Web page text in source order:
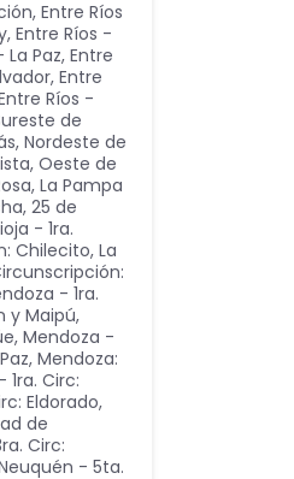
, Entre Ríos
, Entre Ríos -
La Paz, Entre
, Entre
Ríos -
de
Nordeste de
Oeste de
, La Pampa
25 de
- 1ra.
Chilecito, La
- 1ra.
y Maipú,
, Mendoza -
, Mendoza:
1ra. Circ:
Eldorado,
de
Circ:
- 5ta.